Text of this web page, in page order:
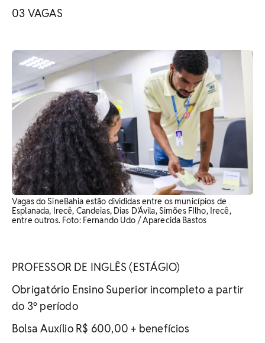
03 VAGAS
Vagas do SineBahia estão divididas entre os municípios de
Esplanada, Irecê, Candeias, Dias D'Ávila, Simões FIlho, Irecê,
entre outros. Foto: Fernando Udo / Aparecida Bastos
PROFESSOR DE INGLÊS (ESTÁGIO)
Obrigatório Ensino Superior incompleto a partir
do 3º período
Bolsa Auxílio R$ 600,00 + benefícios